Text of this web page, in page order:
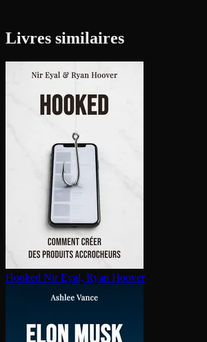
Livres similaires
Hooked Nir Eyal, Ryan Hoover